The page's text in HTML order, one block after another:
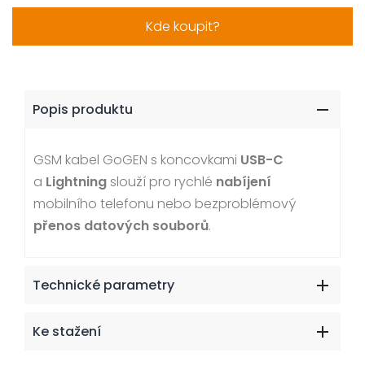
Kde koupit?
Popis produktu
GSM kabel GoGEN s koncovkami USB-C
a Lightning slouží pro rychlé nabíjení
mobilního telefonu nebo bezproblémový
přenos datových souborů.
Technické parametry
Ke stažení